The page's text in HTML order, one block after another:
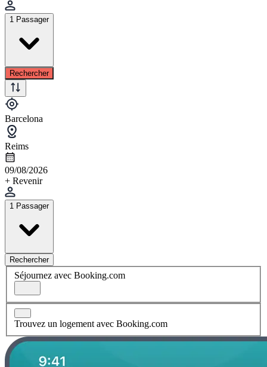
1 Passager
Rechercher
Barcelona
Reims
09/08/2026
+ Revenir
1 Passager
Rechercher
Séjournez avec Booking.com
Trouvez un logement avec Booking.com